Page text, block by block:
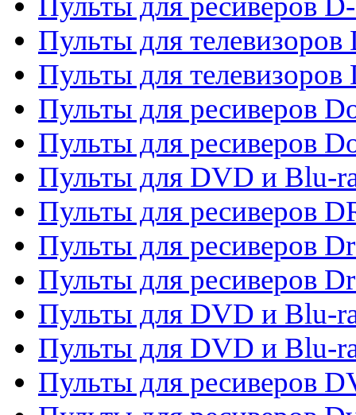
Пульты для телевизоров
Пульты для
Пульты для ресиверов
Пульты для ресиверов
Пульты для DVD и Blu-
Пульты для ресиверов
Пульты для ресиверов
Пульты для ресиверов
Пульты для DVD и Blu-
Пульты для DVD и Blu-
Пульты для ресиверов